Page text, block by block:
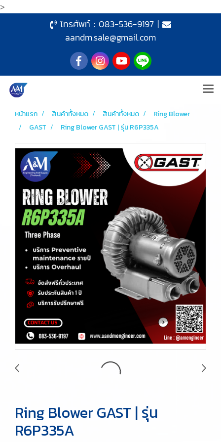
>
โทรศัพท์ : 083-536-9197|
aandm.sale@gmail.com
หน้าแรก สินค้าทั้งหมด สินค้าทั้งหมด
Ring Blower
GAST
Ring Blower GAST | รุ่น R6P335A
Ring Blower GAST | รุ่น
R6P335A